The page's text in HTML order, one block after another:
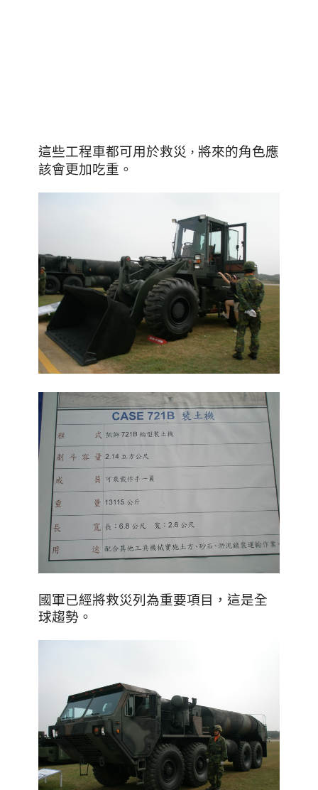
這些工程車都可用於救災 ， 將來的角色應
該會更加吃重 。
國軍已經將救災列為重要項目，這是全
球趨勢 。